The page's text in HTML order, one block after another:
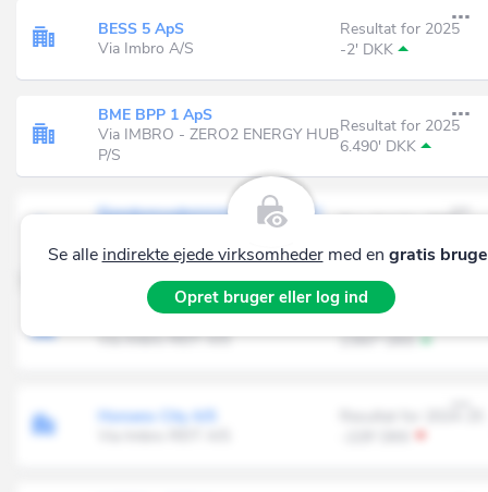
BESS 5 ApS
Via Imbro A/S
Resultat for 2025
-2' DKK
BME BPP 1 ApS
Via IMBRO - ZERO2 ENERGY HUB
P/S
Resultat for 2025
6.490' DKK
Ejendomsadministration af 19/2
Via Imbro A/S
-24' DKK
Honningvænget ApS
Via Imbro REIT A/S
Resultat for 2025
2.847' DKK
Horsens City A/S
Se alle indirekte ejede virksomhedermed en gratis
Opret bruger eller log ind